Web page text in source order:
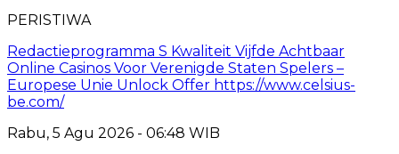
PERISTIWA
Redactieprogramma S Kwaliteit Vijfde Achtbaar
Online Casinos Voor Verenigde Staten Spelers –
Europese Unie Unlock Offer https://www.celsius-
be.com/
Rabu, 5 Agu 2026 - 06:48 WIB